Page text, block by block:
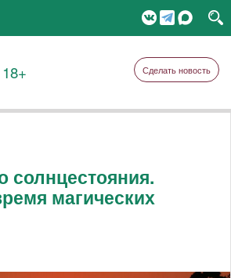
18+ Сделать новость
солнцестояния.
магических